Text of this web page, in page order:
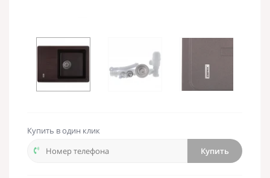
Купить в один клик
Купить